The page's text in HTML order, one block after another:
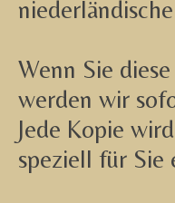
Wenn Sie
werden wir
Jede Kopie
speziell für Sie